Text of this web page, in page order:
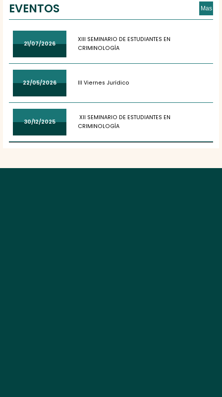
EVENTOS Mas
21/07/2026
XIII SEMINARIO DE ESTUDIANTES EN
CRIMINOLOGÍA
22/05/2026 III Viernes Jurídico
30/12/2025
XII SEMINARIO DE ESTUDIANTES EN
CRIMINOLOGÍA